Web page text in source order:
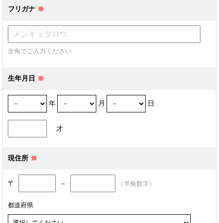
フリガナ
全角でご入力ください
生年月日
年 月 日
才
現住所
〒 － （半角数字）
都道府県